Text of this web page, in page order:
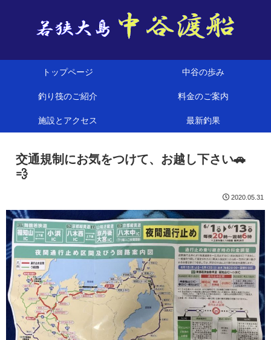
トップページ 中谷の歩み
釣り筏のご紹介 料金のご案内
施設とアクセス 最新釣果
交通規制にお気をつけて、お越し下さい🚗
💨
2020.05.31